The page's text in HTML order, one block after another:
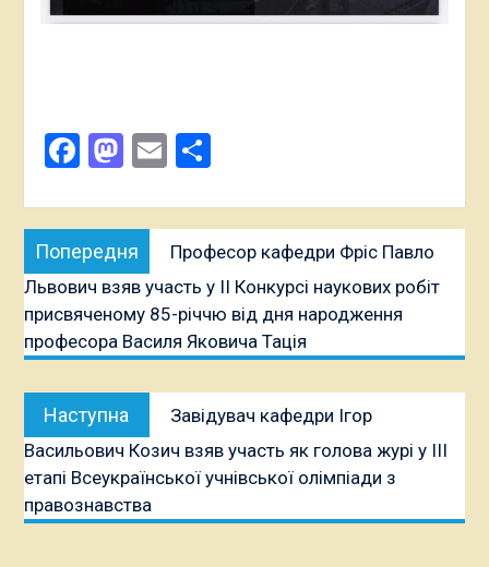
Facebook
Mastodon
Email
Навігація
записів
Попередня
Попередня
публікація:
Професор кафедри Фріс Павло
Львович взяв участь у II Конкурсі наукових робіт
присвяченому 85-річчю від дня народження
професора Василя Яковича Тація
Наступна
публікація:
Завідувач кафедри Ігор
Васильович Козич взяв участь як голова журі у ІІІ
етапі Всеукраїнської учнівської олімпіади з
правознавства